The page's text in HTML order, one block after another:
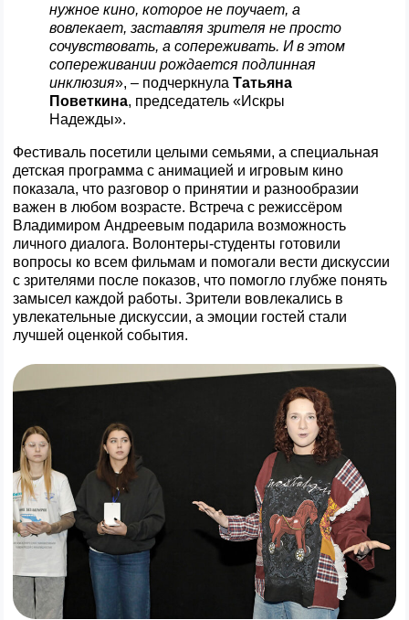
нужное кино, которое не поучает, а
вовлекает, заставляя зрителя не просто
сочувствовать, а сопереживать. И в этом
сопереживании рождается подлинная
инклюзия», – подчеркнулаТатьяна
Поветкина, председатель «Искры
Надежды».
Фестиваль посетили целыми семьями, а специальная
детская программа с анимацией и игровым кино
показала, что разговор о принятии и разнообразии
важен в любом возрасте. Встреча с режиссёром
Владимиром Андреевым подарила возможность
личного диалога. Волонтеры-студенты готовили
вопросы ко всем фильмам и помогали вести дискуссии
с зрителями после показов, что помогло глубже понять
замысел каждой работы. Зрители вовлекались в
увлекательные дискуссии, а эмоции гостей стали
лучшей оценкой события.